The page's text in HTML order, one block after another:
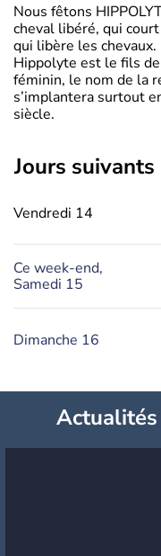
Nous fêtons
cheval libéré, qui
qui libère les
Hippolyte est le fils de
féminin, le nom de la
s’implantera surtout
siècle.
jours suivants
Vendredi 14
Ce week-end,
Samedi 15
Dimanche 16